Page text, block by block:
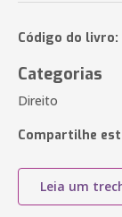
Código do livro:
Categorias
Direito
Compartilhe
Leia um